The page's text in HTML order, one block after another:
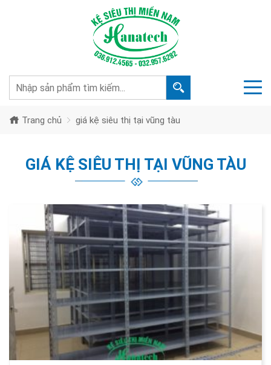
Trang chủ giá kệ siêu thị tại vũng tàu
GIÁ KỆ SIÊU THỊ TẠI VŨNG TÀU